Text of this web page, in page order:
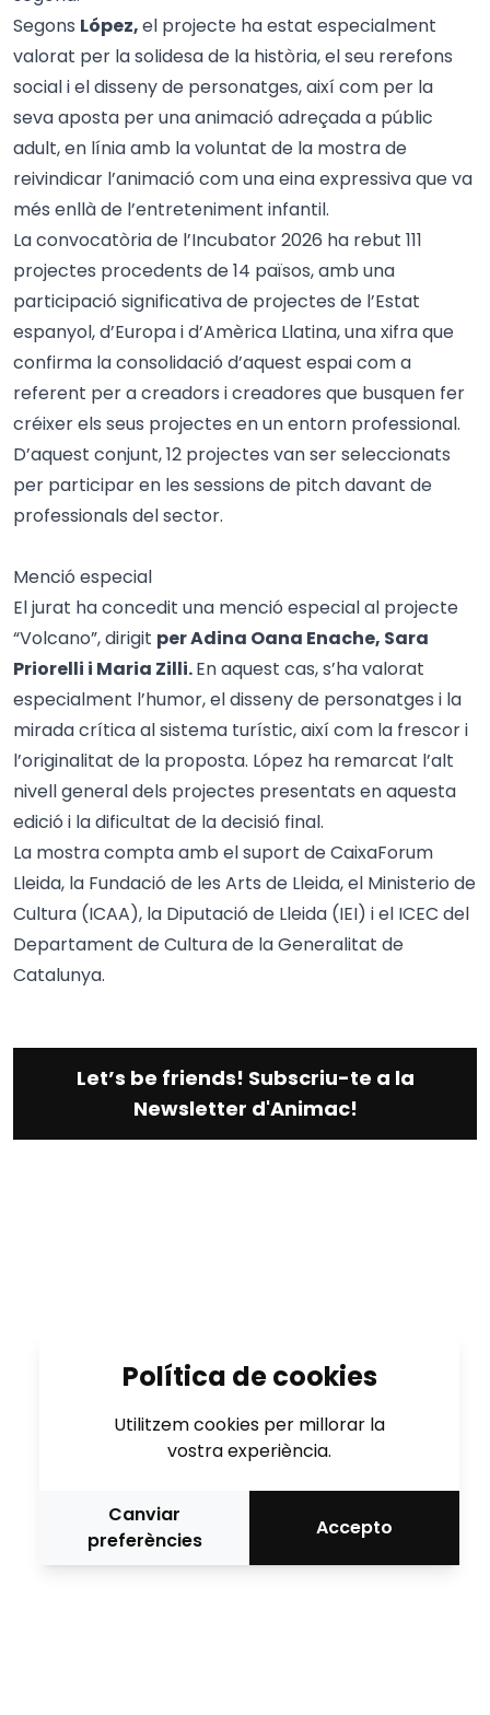
Segons López,el projecte ha estat especialment
valorat per la solidesa de la història, el seu rerefons
social i el disseny de personatges, així com per la
seva aposta per una animació adreçada a públic
adult, en línia amb la voluntat de la mostra de
reivindicar l’animació com una eina expressiva que va
més enllà de l’entreteniment infantil.
La convocatòria de l’Incubator 2026 ha rebut 111
projectes procedents de 14 països, amb una
participació significativa de projectes de l’Estat
espanyol, d’Europa i d’Amèrica Llatina, una xifra que
confirma la consolidació d’aquest espai com a
referent per a creadors i creadores que busquen fer
créixer els seus projectes en un entorn professional.
D’aquest conjunt, 12 projectes van ser seleccionats
per participar en les sessions de pitch davant de
professionals del sector.
Menció especial
El jurat ha concedit una menció especial al projecte
“Volcano”, dirigit per Adina Oana Enache, Sara
Priorelli i Maria Zilli.En aquest cas, s’ha valorat
especialment l’humor, el disseny de personatges i la
mirada crítica al sistema turístic, així com la frescor i
l’originalitat de la proposta. López ha remarcat l’alt
nivell general dels projectes presentats en aquesta
edició i la dificultat de la decisió final.
La mostra compta amb el suport de CaixaForum
Lleida, la Fundació de les Arts de Lleida, el Ministerio de
Cultura (ICAA), la Diputació de Lleida (IEI) i el ICEC del
Departament de Cultura de la Generalitat de
Catalunya.
Let’s be friends! Subscriu-te a la
Newsletter d'Animac!
Política de cookies
Utilitzem cookies per millorar la
vostra experiència.
Canviar
preferències
Accepto